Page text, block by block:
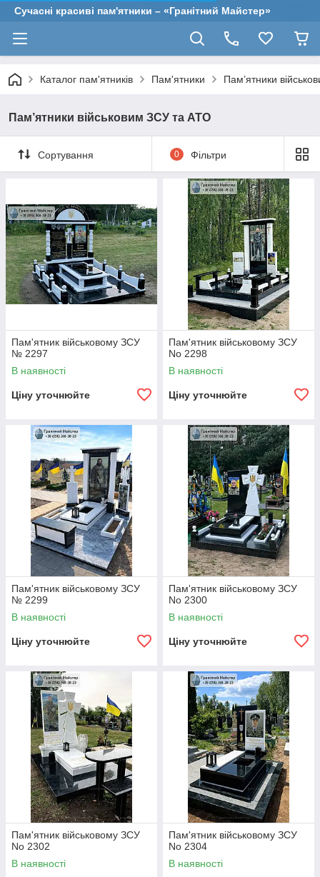
Сучасні красиві пам'ятники – «Гранітний Майстер»
Каталог пам'ятників Пам'ятники Пам’ятники
Пам’ятники військовим ЗСУ та АТО
Сортування 0 Фільтри
Пам'ятник військовому ЗСУ
№ 2297
В наявності
Ціну уточнюйте
Пам'ятник військовому ЗСУ
No 2298
В наявності
Ціну уточнюйте
Пам'ятник військовому ЗСУ
№ 2299
В наявності
Ціну уточнюйте
Пам'ятник військовому ЗСУ
No 2300
В наявності
Ціну уточнюйте
Пам'ятник військовому ЗСУ
No 2302
В наявності
Пам'ятник військовому ЗСУ
No 2304
В наявності